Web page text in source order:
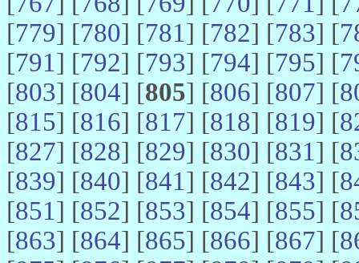
[779] [780] [781] [782] [783] [
[791] [792] [793] [794] [795] [
[803] [804] [805] [806] [807] [
[815] [816] [817] [818] [819] [
[827] [828] [829] [830] [831] [
[839] [840] [841] [842] [843] [
[851] [852] [853] [854] [855] [
[863] [864] [865] [866] [867] [